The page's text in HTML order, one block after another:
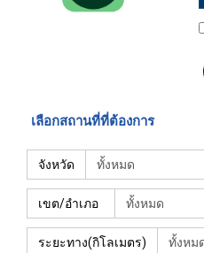
เลือกสถานที่ที่ต้องการ
จังหวัด
เขต/อำเภอ
ระยะทาง(กิโลเมตร)